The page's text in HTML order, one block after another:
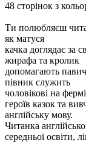
48 сторінок з
Ти полюбляєш
як матуся
качка доглядає за
жирафа та кролик
допомагають
півник служить
чоловікові на
героїв казок та
англійську мову.
Читанка
середньої освіти,